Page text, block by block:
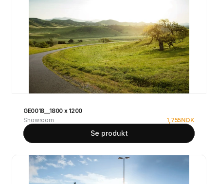
GE0018__1800 x 1200
Showroom
1,755NOK
Se produkt